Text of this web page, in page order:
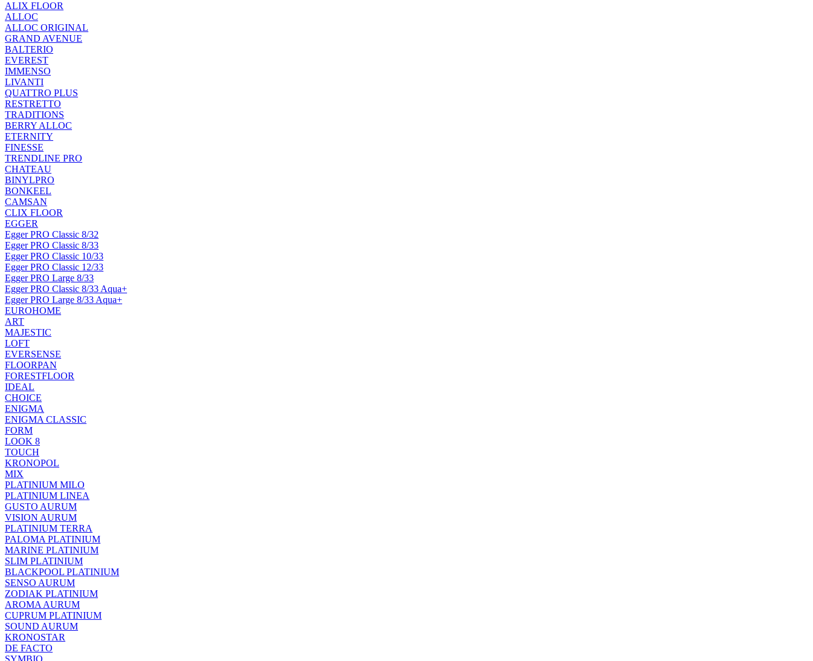
ALIX FLOOR
ALLOC
ALLOC ORIGINAL
GRAND AVENUE
BALTERIO
EVEREST
IMMENSO
LIVANTI
QUATTRO PLUS
RESTRETTO
TRADITIONS
BERRY ALLOC
ETERNITY
FINESSE
TRENDLINE PRO
CHATEAU
BINYLPRO
BONKEEL
CAMSAN
CLIX FLOOR
EGGER
Egger PRO Classic 8/32
Egger PRO Classic 8/33
Egger PRO Classic 10/33
Egger PRO Classic 12/33
Egger PRO Large 8/33
Egger PRO Classic 8/33 Aqua+
Egger PRO Large 8/33 Aqua+
EUROHOME
ART
MAJESTIC
LOFT
EVERSENSE
FLOORPAN
FORESTFLOOR
IDEAL
CHOICE
ENIGMA
ENIGMA CLASSIC
FORM
LOOK 8
TOUCH
KRONOPOL
MIX
PLATINIUM MILO
PLATINIUM LINEA
GUSTO AURUM
VISION AURUM
PLATINIUM TERRA
PALOMA PLATINIUM
MARINE PLATINIUM
SLIM PLATINIUM
BLACKPOOL PLATINIUM
SENSO AURUM
ZODIAK PLATINIUM
AROMA AURUM
CUPRUM PLATINIUM
SOUND AURUM
KRONOSTAR
DE FACTO
SYMBIO